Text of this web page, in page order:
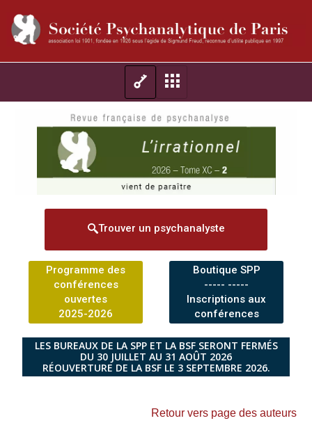
Trouver un psychanalyste
Programme des
conférences
ouvertes
2025-2026
Boutique SPP
----- -----
Inscriptions aux
conférences
LES BUREAUX DE LA SPP ET LA BSF SERONT FERMÉS
DU 30 JUILLET AU 31 AOÛT 2026
RÉOUVERTURE DE LA BSF LE 3 SEPTEMBRE 2026.
Retour vers page des auteurs